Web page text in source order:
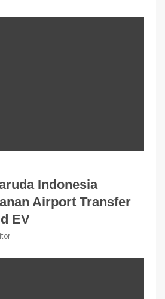
Indonesia
Airport Transfer
EV